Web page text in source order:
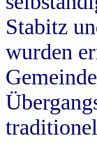
Stabitz
wurden